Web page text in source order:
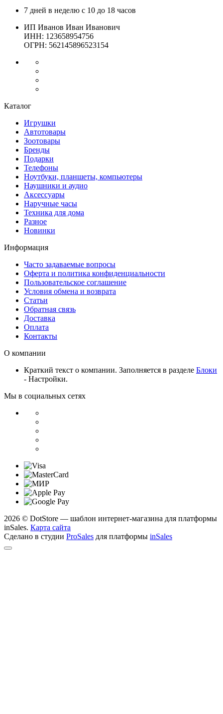
7 дней в неделю с 10 до 18 часов
ИП Иванов Иван Иванович
ИНН: 123658954756
ОГРН: 562145896523154
Каталог
Игрушки
Автотовары
Зоотовары
Бренды
Подарки
Телефоны
Ноутбуки, планшеты, компьютеры
Наушники и аудио
Аксессуары
Наручные часы
Техника для дома
Разное
Новинки
Информация
Часто задаваемые вопросы
Оферта и политика конфиденциальности
Пользовательское соглашение
Условия обмена и возврата
Статьи
Обратная связь
Доставка
Оплата
Контакты
О компании
Краткий текст о компании. Заполняется в разделе Блоки
- Настройки.
Мы в социальных сетях
2026 © DotStore — шаблон интернет-магазина для платформы
inSales. Карта сайта
Сделано в студии ProSales для платформы inSales